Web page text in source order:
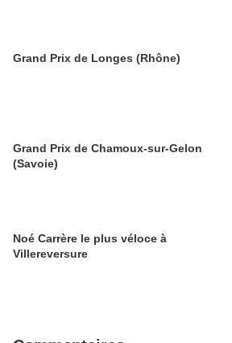
Grand Prix de Longes (Rhône)
Grand Prix de Chamoux-sur-Gelon
(Savoie)
Noé Carrère le plus véloce à
Villereversure